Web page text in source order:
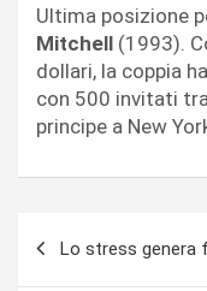
Ultima posizione
Mitchell (1993).
dollari, la coppia
con 500 invitati
principe a New
Lo stress genera